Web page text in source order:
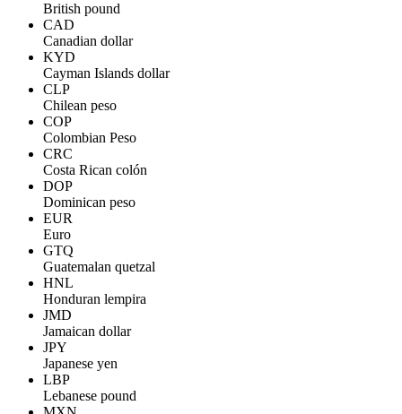
British pound
CAD
Canadian dollar
KYD
Cayman Islands dollar
CLP
Chilean peso
COP
Colombian Peso
CRC
Costa Rican colón
DOP
Dominican peso
EUR
Euro
GTQ
Guatemalan quetzal
HNL
Honduran lempira
JMD
Jamaican dollar
JPY
Japanese yen
LBP
Lebanese pound